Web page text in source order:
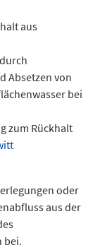
aus
Absetzen von
bei
zum Rückhalt
oder
aus der
bei.